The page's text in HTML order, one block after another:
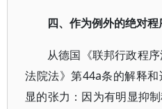
四、作为例外的绝对
从德国《联邦行政程
法院法》第44a条的解释
显的张力：因为有明显抑